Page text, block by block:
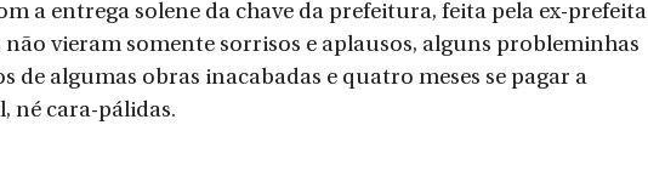
a entrega solene da chave da prefeitura, feita pela ex-prefeita
não vieram somente sorrisos e aplausos, alguns probleminhas
de algumas obras inacabadas e quatro meses se pagar a
né cara-pálidas.